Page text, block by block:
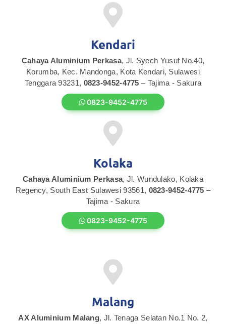
Kendari
Cahaya Aluminium Perkasa, Jl. Syech Yusuf No.40,
Korumba, Kec. Mandonga, Kota Kendari, Sulawesi
Tenggara 93231, 0823-9452-4775 – Tajima - Sakura
0823-9452-4775
Kolaka
Cahaya Aluminium Perkasa, Jl. Wundulako, Kolaka
Regency, South East Sulawesi 93561, 0823-9452-4775 –
Tajima - Sakura
0823-9452-4775
Malang
AX Aluminium Malang, Jl. Tenaga Selatan No.1 No. 2,